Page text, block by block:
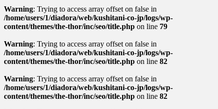
Warning: Trying to access array offset on false in
/home/users/1/diadora/web/kushitani-co-jp/logs/wp-
content/themes/the-thor/inc/seo/title.php on line 79
Warning: Trying to access array offset on false in
/home/users/1/diadora/web/kushitani-co-jp/logs/wp-
content/themes/the-thor/inc/seo/title.php on line 82
Warning: Trying to access array offset on false in
/home/users/1/diadora/web/kushitani-co-jp/logs/wp-
content/themes/the-thor/inc/seo/title.php on line 82